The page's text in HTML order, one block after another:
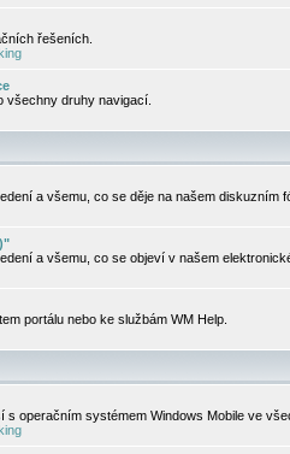
řešeních.
všechny druhy navigací.
a všemu, co se děje na našem diskuzním
a všemu, co se objeví v našem
portálu nebo ke službám WM Help.
s operačním systémem Windows Mobile ve